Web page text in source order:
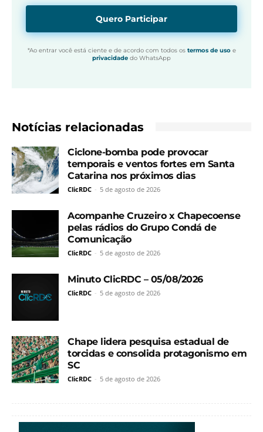
Quero Participar
*Ao entrar você está ciente e de acordo com todos os termos de usoe
privacidade do WhatsApp
Notícias relacionadas
Ciclone-bomba pode provocar
temporais e ventos fortes em Santa
Catarina nos próximos dias
ClicRDC - 5 de agosto de 2026
Acompanhe Cruzeiro x Chapecoense
pelas rádios do Grupo Condá de
Comunicação
ClicRDC - 5 de agosto de 2026
Minuto ClicRDC – 05/08/2026
ClicRDC - 5 de agosto de 2026
Chape lidera pesquisa estadual de
torcidas e consolida protagonismo em
SC
ClicRDC - 5 de agosto de 2026